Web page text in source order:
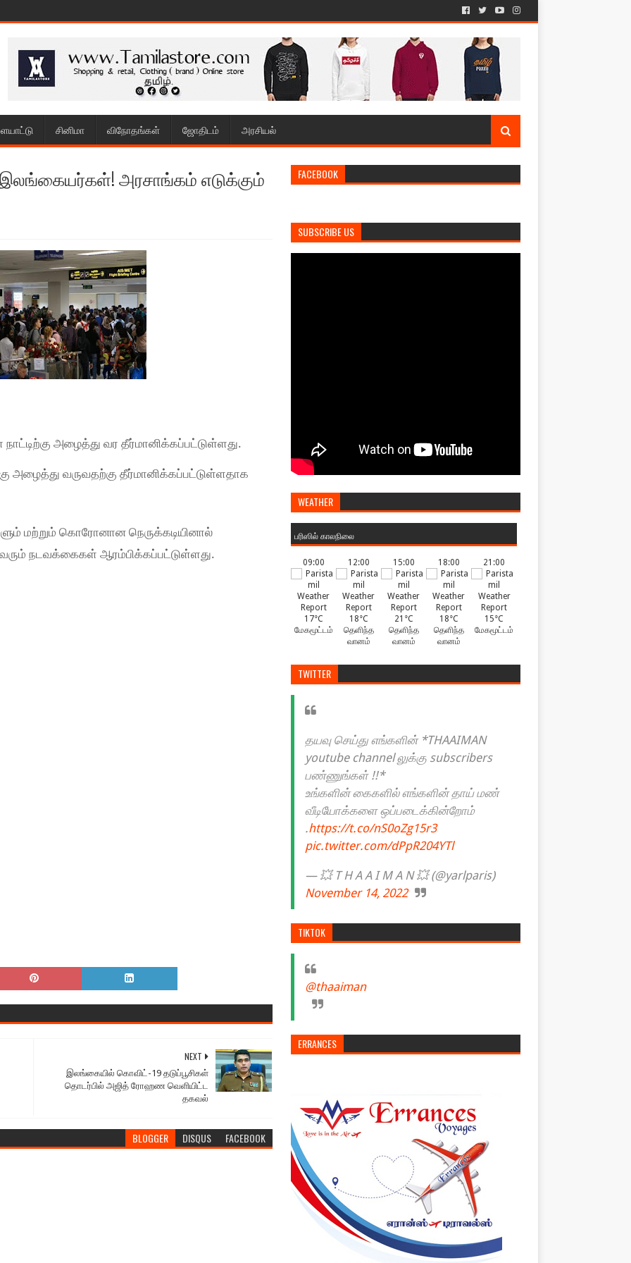
சினிமா விநோதங்கள் ஜோதிடம் அரசியல்
இலங்கையர்கள்! அரசாங்கம் எடுக்கும்
அழைத்து வர தீர்மானிக்கப்பட்டுள்ளது.
அழைத்து வருவதற்கு தீர்மானிக்கப்பட்டுள்ளதாக
மற்றும் கொரோனான நெருக்கடியினால்
வரும் நடவக்கைகள் ஆரம்பிக்கப்பட்டுள்ளது.
NEXT
இலங்கையில் கொவிட்-19 தடுப்பூசிகள்
தொடர்பில் அஜித் ரோஹண வெளியிட்ட
தகவல்
BLOGGER DISQUS FACEBOOK
FACEBOOK
SUBSCRIBE US
WEATHER
பரிஸில் காலநிலை
09:00
17°C
மேகமூட்டம்
12:00
18°C
தெளிந்த
வானம்
15:00
21°C
தெளிந்த
வானம்
18:00
18°C
தெளிந்த
வானம்
21:00
15°C
மேகமூட்டம்
TWITTER
தயவு செய்து எங்களின் *THAAIMAN
youtube channel லுக்கு subscribers
பண்ணுங்கள் !!*
உங்களின் கைகளில் எங்களின் தாய் மண்
வீடியோக்களை ஒப்படைக்கின்றோம்
.https://t.co/nS0oZg15r3
pic.twitter.com/dPpR204YTl
— 💥 T H A A I M A N 💥 (@yarlparis)
November 14, 2022
TIKTOK
@thaaiman
ERRANCES